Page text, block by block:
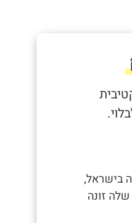
בישראל,
זונה